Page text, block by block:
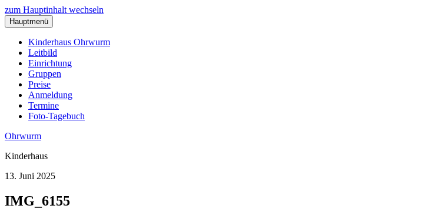
zum Hauptinhalt wechseln
Hauptmenü
Kinderhaus Ohrwurm
Leitbild
Einrichtung
Gruppen
Preise
Anmeldung
Termine
Foto-Tagebuch
Ohrwurm
Kinderhaus
13. Juni 2025
IMG_6155